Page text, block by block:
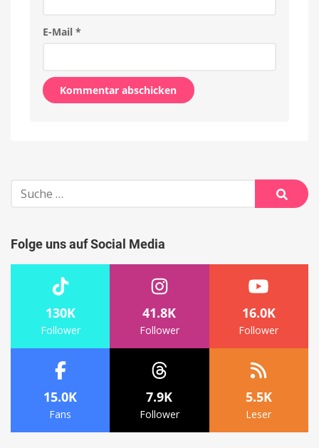
E-Mail *
Suche
nach:
Suche
Folge uns auf Social Media
130K
Follower
41.8K
Follower
16.0K
Follower
15.0K
Fans
7.9K
Follower
5.5K
Leser